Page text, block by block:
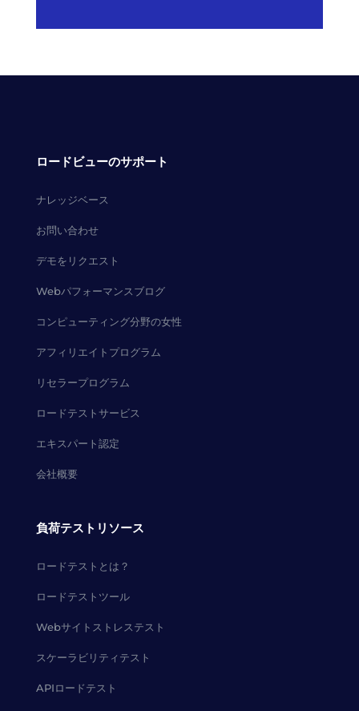
ロードビューのサポート
ナレッジベース
お問い合わせ
デモをリクエスト
Webパフォーマンスブログ
コンピューティング分野の女性
アフィリエイトプログラム
リセラープログラム
ロードテストサービス
エキスパート認定
会社概要
負荷テストリソース
ロードテストとは？
ロードテストツール
Webサイトストレステスト
スケーラビリティテスト
APIロードテスト